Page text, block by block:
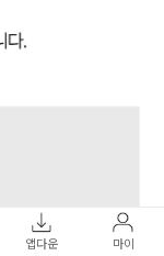
앱다운 마이